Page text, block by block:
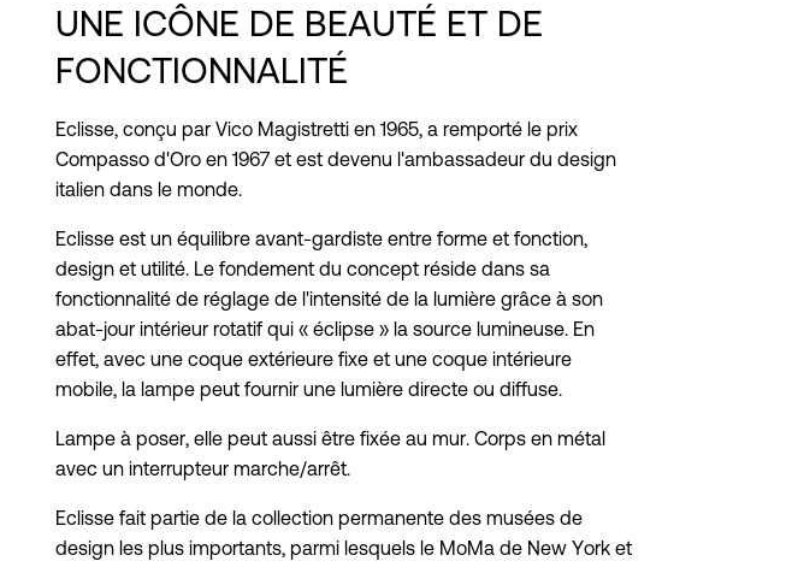
UNE ICÔNE DE BEAUTÉ ET DE
FONCTIONNALITÉ
Eclisse, conçu par Vico Magistretti en 1965, a remporté le prix
Compasso d'Oro en 1967 et est devenu l'ambassadeur du design
italien dans le monde.
Eclisse est un équilibre avant-gardiste entre forme et fonction,
design et utilité. Le fondement du concept réside dans sa
fonctionnalité de réglage de l'intensité de la lumière grâce à son
abat-jour intérieur rotatif qui « éclipse » la source lumineuse. En
effet, avec une coque extérieure fixe et une coque intérieure
mobile, la lampe peut fournir une lumière directe ou diffuse.
Lampe à poser, elle peut aussi être fixée au mur. Corps en métal
avec un interrupteur marche/arrêt.
Eclisse fait partie de la collection permanente des musées de
design les plus importants, parmi lesquels le MoMa de New York et